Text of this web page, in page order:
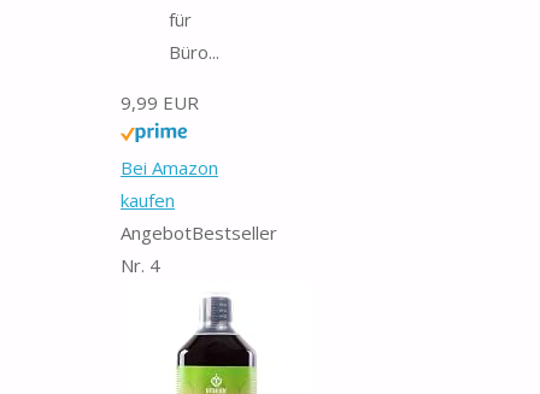
für
Büro...
9,99 EUR
Bei Amazon
kaufen
AngebotBestseller
Nr. 4